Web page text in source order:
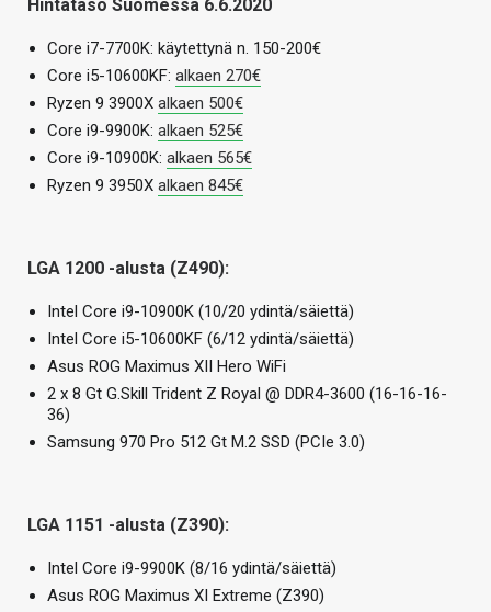
Hintataso Suomessa 6.6.2020
Core i7-7700K: käytettynä n. 150-200€
Core i5-10600KF: alkaen 270€
Ryzen 9 3900X alkaen 500€
Core i9-9900K: alkaen 525€
Core i9-10900K: alkaen 565€
Ryzen 9 3950X alkaen 845€
LGA 1200 -alusta (Z490):
Intel Core i9-10900K (10/20 ydintä/säiettä)
Intel Core i5-10600KF (6/12 ydintä/säiettä)
Asus ROG Maximus XII Hero WiFi
2 x 8 Gt G.Skill Trident Z Royal @ DDR4-3600 (16-16-16-
36)
Samsung 970 Pro 512 Gt M.2 SSD (PCIe 3.0)
LGA 1151 -alusta (Z390):
Intel Core i9-9900K (8/16 ydintä/säiettä)
Asus ROG Maximus XI Extreme (Z390)